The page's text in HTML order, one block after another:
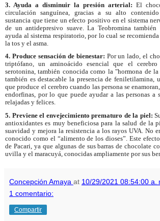
3. Ayuda a disminuir la presión arterial: El
circulación sanguínea, gracias a su alto
sustancia que tiene un efecto positivo en el sistema
de un antidepresivo suave. La Teobromina
ayuda al sistema respiratorio, por lo cual se
la tos y el asma.
4. Produce sensación de bienestar: Por un lado, el
triptófano, un aminoácido esencial que el
serotonina, también conocida como la "hormona de
también es destacable la presencia de feniletilamina,
que produce el cerebro cuando las persona se
endorfinas, por lo que puede ayudar a las personas a
relajadas y felices.
5. Previene el envejecimiento prematuro de la piel:
antioxidantes es muy beneficiosa para la salud de la
suavidad y mejora la resistencia a los rayos UVA. No
conocido como el “alimento de los dioses”. Este
de Pacari, ya que algunas de sus barras de chocolate
uvilla y el maracuyá, conocidas ampliamente por sus
Concepción Amaya at 10/29/2021 08:54:00 a.
1 comentario:
Compartir